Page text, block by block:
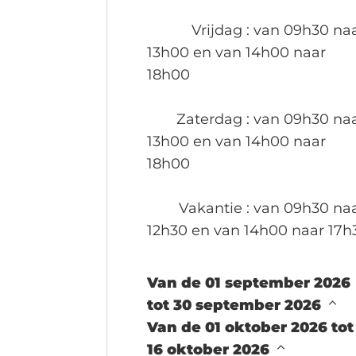
Vrijdag : van 09h30
13h00 en van 14h00 naar
18h00
Zaterdag : van 09h30
13h00 en van 14h00 naar
18h00
Vakantie : van 09h30
12h30 en van 14h00 naar
Van de 01 september 2026
tot 30 september 2026
Van de 01 oktober 2026 tot
16 oktober 2026